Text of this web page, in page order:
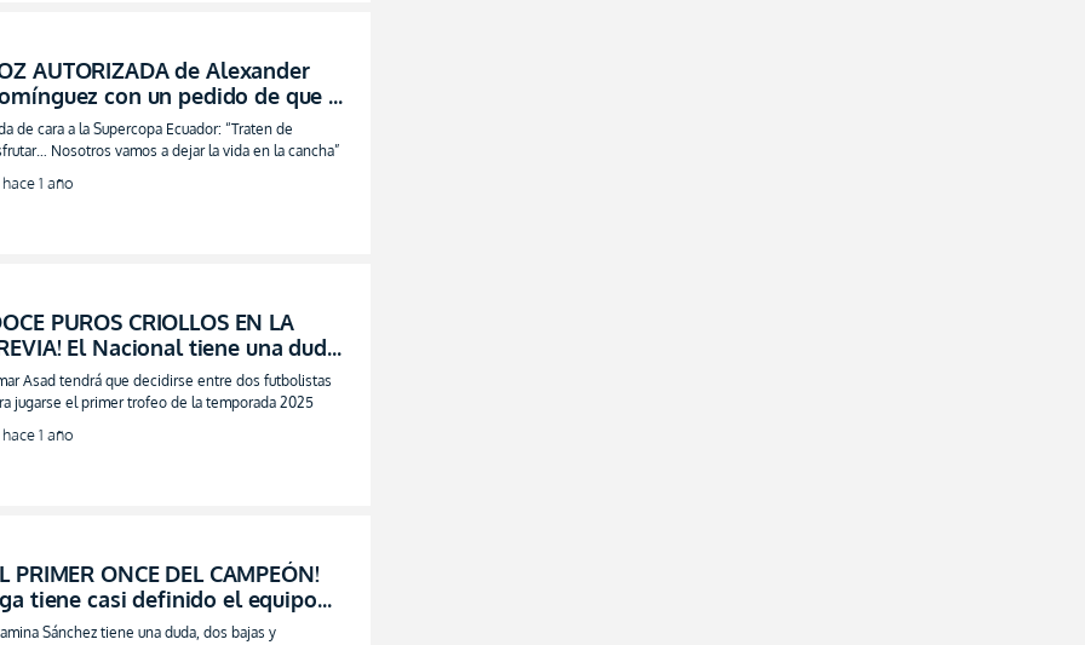
AUTORIZADA de Alexander
con un pedido de que el
de Liga viva la fiesta en paz
de cara a la Supercopa Ecuador: “Traten de
Nosotros vamos a dejar la vida en la cancha”
hace 1 año
PUROS CRIOLLOS EN LA
El Nacional tiene una duda
la final de la Supercopa
Asad tendrá que decidirse entre dos futbolistas
jugarse el primer trofeo de la temporada 2025
hace 1 año
PRIMER ONCE DEL CAMPEÓN!
tiene casi definido el equipo
va por la Supercopa Ecuador
Sánchez tiene una duda, dos bajas y